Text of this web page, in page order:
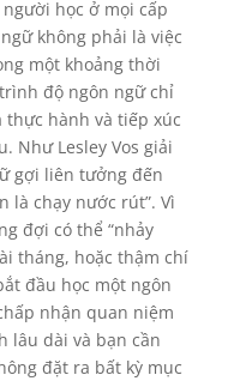
học ở mọi cấp
không phải là việc
một khoảng thời
độ ngôn ngữ chỉ
hành và tiếp xúc
Như Lesley Vos giải
gợi liên tưởng đến
là chạy nước rút”. Vì
đợi có thể “nhảy
tháng, hoặc thậm chí
đầu học một ngôn
nhận quan niệm
lâu dài và bạn cần
đặt ra bất kỳ mục